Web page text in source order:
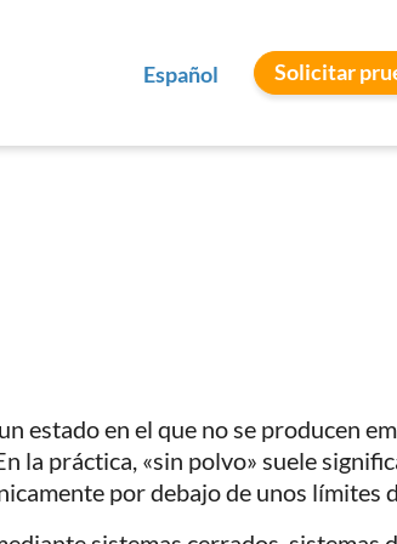
Español Solicitar
estado en el que no se producen
la práctica, «sin polvo» suele
por debajo de unos límites